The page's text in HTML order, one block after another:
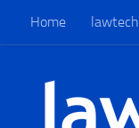
Home lawtech